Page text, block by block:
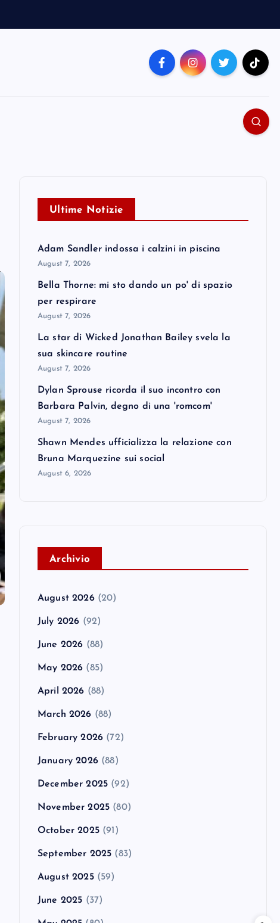
Ultime Notizie
Adam Sandler indossa i calzini in piscina
August 7, 2026
Bella Thorne: mi sto dando un po' di spazio
per respirare
August 7, 2026
La star di Wicked Jonathan Bailey svela la
sua skincare routine
August 7, 2026
Dylan Sprouse ricorda il suo incontro con
Barbara Palvin, degno di una 'romcom'
August 7, 2026
Shawn Mendes ufficializza la relazione con
Bruna Marquezine sui social
August 6, 2026
Archivio
August 2026(20)
July 2026 (92)
June 2026 (88)
May 2026 (85)
April 2026 (88)
March 2026 (88)
February 2026 (72)
January 2026(88)
December 2025 (92)
November 2025 (80)
October 2025(91)
September 2025 (83)
August 2025(59)
June 2025 (37)